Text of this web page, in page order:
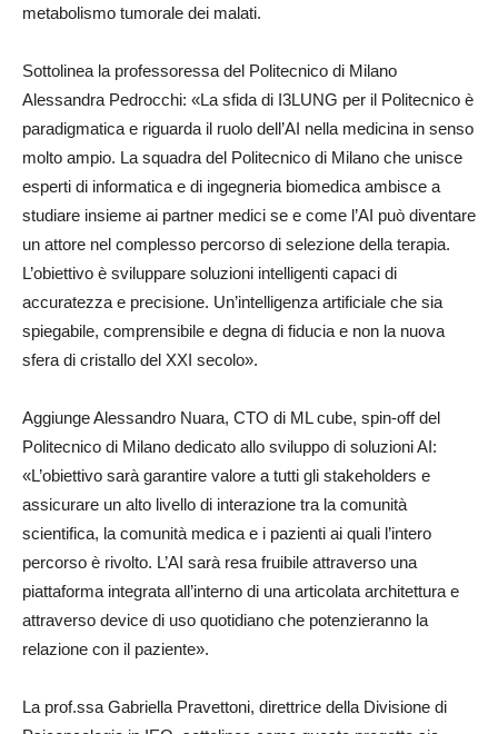
metabolismo tumorale dei malati.
Sottolinea la professoressa del Politecnico di Milano
Alessandra Pedrocchi: «La sfida di I3LUNG per il Politecnico è
paradigmatica e riguarda il ruolo dell’AI nella medicina in senso
molto ampio. La squadra del Politecnico di Milano che unisce
esperti di informatica e di ingegneria biomedica ambisce a
studiare insieme ai partner medici se e come l’AI può diventare
un attore nel complesso percorso di selezione della terapia.
L’obiettivo è sviluppare soluzioni intelligenti capaci di
accuratezza e precisione. Un’intelligenza artificiale che sia
spiegabile, comprensibile e degna di fiducia e non la nuova
sfera di cristallo del XXI secolo».
Aggiunge Alessandro Nuara, CTO di ML cube, spin-off del
Politecnico di Milano dedicato allo sviluppo di soluzioni AI:
«L’obiettivo sarà garantire valore a tutti gli stakeholders e
assicurare un alto livello di interazione tra la comunità
scientifica, la comunità medica e i pazienti ai quali l’intero
percorso è rivolto. L’AI sarà resa fruibile attraverso una
piattaforma integrata all’interno di una articolata architettura e
attraverso device di uso quotidiano che potenzieranno la
relazione con il paziente».
La prof.ssa Gabriella Pravettoni, direttrice della Divisione di